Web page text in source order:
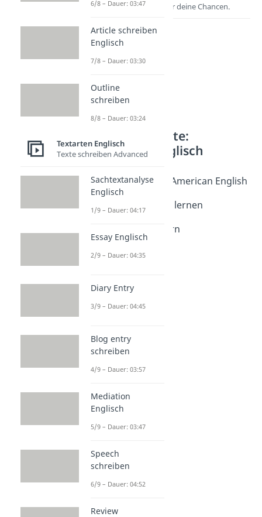
Entdecke hier deine Chancen.
Weitere Inhalte:
Textarten Englisch
British English vs. American English
Dauer: 04:49
Englisch sprechen lernen
Englisch verbessern
Dauer: 03:34
Englische Wörter
Dauer: 02:39
6/8 – Dauer: 03:47
Article schreiben
Englisch
7/8 – Dauer: 03:30
Outline
schreiben
8/8 – Dauer: 03:24
Textarten Englisch
Texte schreiben Advanced
Sachtextanalyse
Englisch
1/9 – Dauer: 04:17
Essay Englisch
2/9 – Dauer: 04:35
Diary Entry
3/9 – Dauer: 04:45
Blog entry
schreiben
4/9 – Dauer: 03:57
Mediation
Englisch
5/9 – Dauer: 03:47
Speech
schreiben
6/9 – Dauer: 04:52
Review